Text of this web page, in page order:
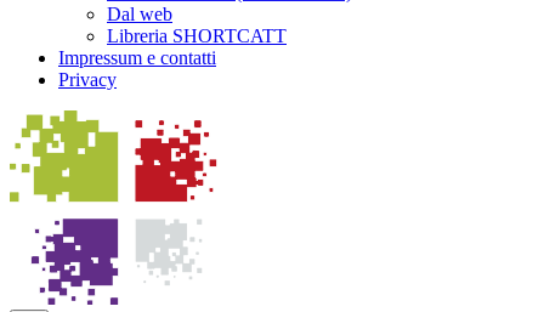
Dal web
Libreria SHORTCATT
Impressum e contatti
Privacy